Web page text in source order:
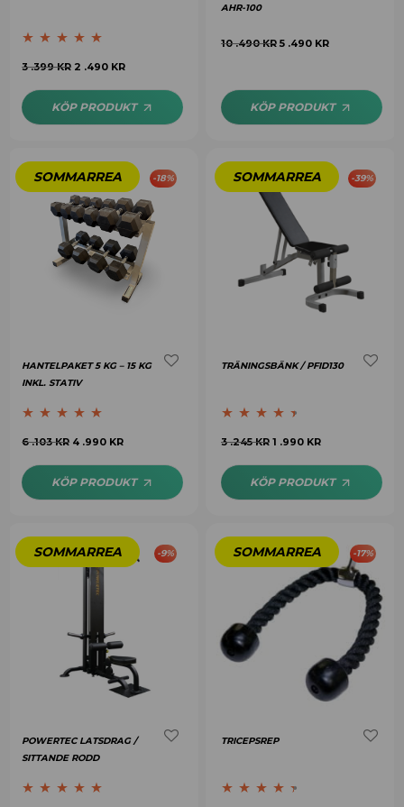
Betygsatt 5.00
3 .399KR 2 .490 KR
KÖP PRODUKT
AHR-100
10 .490KR 5 .490 KR
KÖP PRODUKT
-18%
HANTELPAKET 5 KG – 15 KG
INKL. STATIV
Betygsatt 5.00
6 .103KR 4 .990 KR
KÖP PRODUKT
-39%
TRÄNINGSBÄNK / PFID130
Betygsatt
3 .245KR 1 .990 KR
KÖP PRODUKT
-9%
POWERTEC LATSDRAG /
SITTANDE RODD
-17%
TRICEPSREP